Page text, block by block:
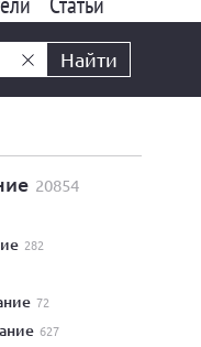
Найти
20854
282
72
627